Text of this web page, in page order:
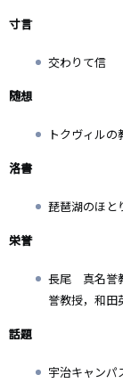
寸言
交わりて
随想
トクヴィ
洛書
琵琶湖の
栄誉
長尾 真名誉
誉教授，和田
話題
宇治キャンパ